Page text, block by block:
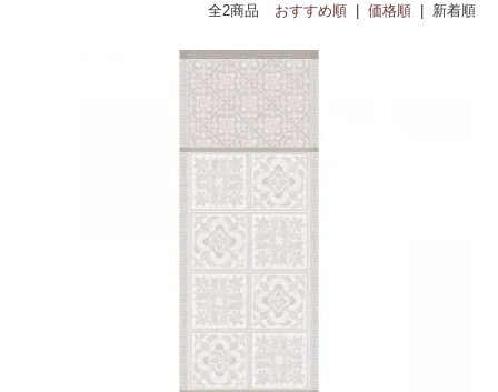
全2商品 おすすめ順 価格順 | 新着順